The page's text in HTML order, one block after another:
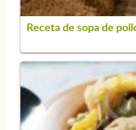
Receta de sopa de